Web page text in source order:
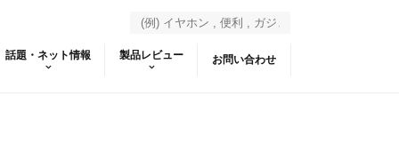
話題・ネット情報 製品レビュー お問い合わせ